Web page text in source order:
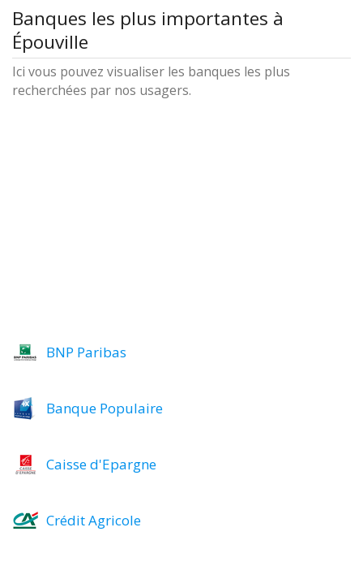
Banques les plus importantes à
Épouville
Ici vous pouvez visualiser les banques les plus
recherchées par nos usagers.
BNP Paribas
Banque Populaire
Caisse d'Epargne
Crédit Agricole